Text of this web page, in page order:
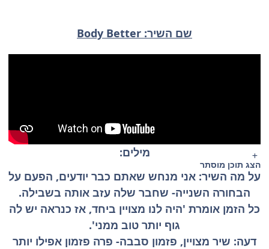
שם השיר: Body Better
מילים:
הצג תוכן מוסתר
על מה השיר: אני מנחש שאתם כבר יודעים, הפעם על
הבחורה השנייה- שחבר שלה עזב אותה בשבילה.
כל הזמן אומרת 'היה לנו מצויין ביחד, אז כנראה יש לה
גוף יותר טוב ממני'.
דעה: שיר מצויין, פזמון סבבה- פרה פזמון אפילו יותר